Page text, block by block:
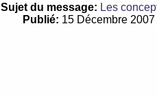
Sujet du message: Les
Publié: 15 Décembre